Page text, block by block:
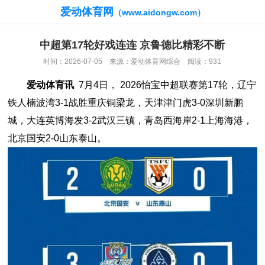
爱动体育网 （www.aidongw.com）
中超第17轮好戏连连 京鲁德比精彩不断
时间：2026-07-05 来源：爱动体育网综合 阅读：931
爱动体育讯 7月4日， 2026怡宝中超联赛第17轮，辽宁
铁人楠波湾3-1战胜重庆铜梁龙，天津津门虎3-0深圳新鹏
城，大连英博海发3-2武汉三镇，青岛西海岸2-1上海海港，
北京国安2-0山东泰山。